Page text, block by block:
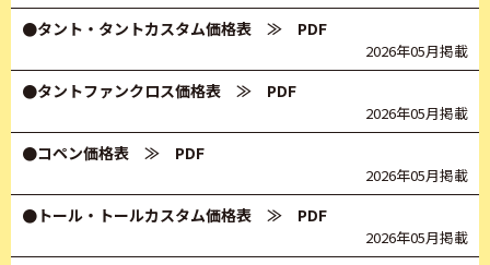
●タント・タントカスタム価格表 ≫ PDF
2026年05月掲載
●タントファンクロス価格表 ≫ PDF
2026年05月掲載
●コペン価格表 ≫ PDF
2026年05月掲載
●トール・トールカスタム価格表 ≫ PDF
2026年05月掲載